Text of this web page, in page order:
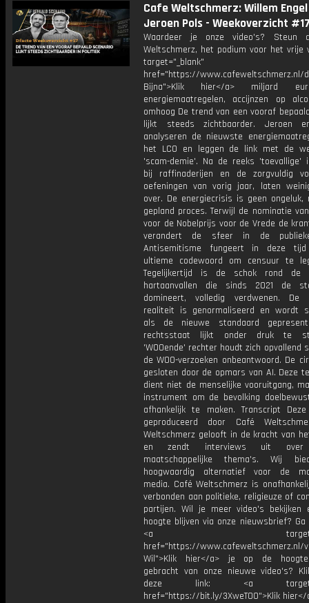
Cafe Weltschmerz: Willem
Jeroen Pols - Weekoverzicht
Waardeer je onze video's? Steun
Weltschmerz, het podium voor het vrije
target="_blank"
href="https://www.cafeweltschmerz.nl/
Bijna">Klik hier</a> miljard
energiemaatregelen, accijnzen op
omhoog De trend van een vooraf
lijkt steeds zichtbaarder. Jeroen
analyseren de nieuwste
het LCO en leggen de link met de
'scam-demie'. Na de reeks 'toevallige'
bij raffinaderijen en de zorgvuldig
oefeningen van vorig jaar, laten
over. De energiecrisis is geen ongeluk,
gepland proces. Terwijl de nominatie
voor de Nobelprijs voor de Vrede de
verandert de sfeer in de
Antisemitisme fungeert in deze
ultieme codewoord om censuur te
Tegelijkertijd is de schok rond de
hartaanvallen die sinds 2021 de
domineert, volledig verdwenen. De
realiteit is genormaliseerd en wordt
als de nieuwe standaard
rechtsstaat lijkt onder druk te
'WOOende' rechter houdt zich opvallend
de WOO-verzoeken onbeantwoord. De
gesloten door de opmars van AI. Deze
dient niet de menselijke vooruitgang,
instrument om de bevolking
afhankelijk te maken. Transcript
geproduceerd door Café
Weltschmerz gelooft in de kracht van
en zendt interviews uit over
maatschappelijke thema's. Wij
hoogwaardig alternatief voor de
media. Café Weltschmerz is
verbonden aan politieke, religieuze of
partijen. Wil je meer video's bekijken
hoogte blijven via onze nieuwsbrief? Ga
<a
href="https://www.cafeweltschmerz.nl/
Wil">Klik hier</a> je op de
gebracht van onze nieuwe video's?
deze link: <a
href="https://bit.ly/3XweTO0">Klik hier</